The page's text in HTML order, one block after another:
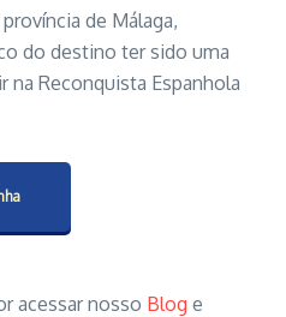
de Málaga,
do destino ter sido uma
na Reconquista Espanhola
acessar nosso Blog e